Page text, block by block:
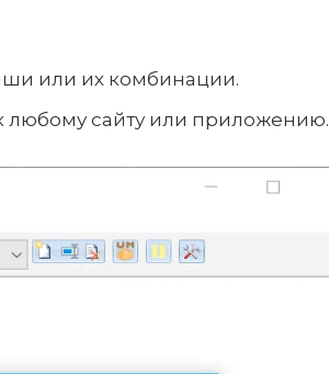
или их комбинации.
любому сайту или приложению.